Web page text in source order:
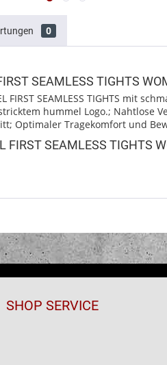
0
SEAMLESS TIGHTS
FIRST SEAMLESS TIGHTS mit
hummel Logo.;
Optimaler Tragekomfort und
SEAMLESS TIGHTS
SHOP SERVICE